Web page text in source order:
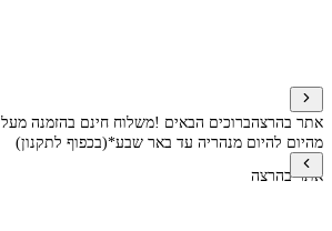
אתר בהרצהברוכים הבאים !משלוח חינם בהזמנה מעל 299 ₪
מהיום להיום מנהריה עד באר שבע*(בכפוף לתקנון)
אתר בהרצה